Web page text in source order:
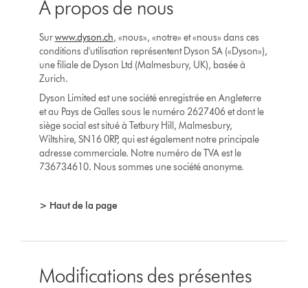
À propos de nous
Surwww.dyson.ch, «nous», «notre» et «nous» dans ces
conditions d'utilisation représentent Dyson SA («Dyson»),
une filiale de Dyson Ltd (Malmesbury, UK), basée à
Zurich.
Dyson Limited est une société enregistrée en Angleterre
et au Pays de Galles sous le numéro 2627406 et dont le
siège social est situé à Tetbury Hill, Malmesbury,
Wiltshire, SN16 0RP, qui est également notre principale
adresse commerciale. Notre numéro de TVA est le
736734610. Nous sommes une société anonyme.
> Haut de la page
Modifications des présentes